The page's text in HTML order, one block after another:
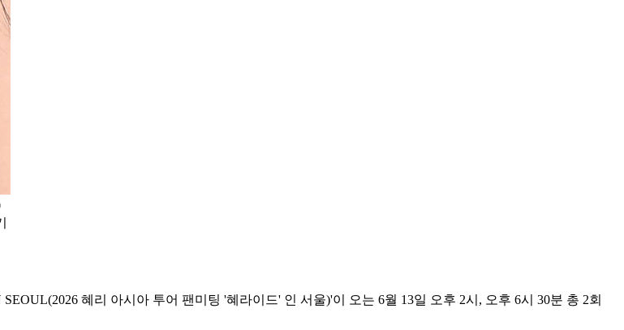
혜리 아시아 투어 팬미팅 '혜라이드' 인 서울)'이 오는 6월 13일 오후 2시, 오후 6시 30분 총 2회